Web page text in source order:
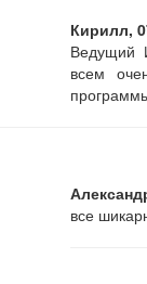
Кирилл,
Ведущий
всем
все